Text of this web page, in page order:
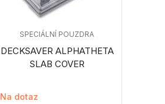
DECKSAVER ALPHATHETA
SLAB COVER
SPECIÁLNÍ POUZDRA
Na dotaz